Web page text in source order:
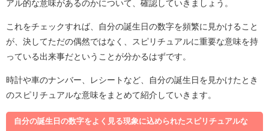
アル的な意味があるのかについて、確認していきましょう。
これをチェックすれば、自分の誕生日の数字を頻繁に見かけること
が、決してただの偶然ではなく、スピリチュアルに重要な意味を持
っている出来事だということが分かるはずです。
時計や車のナンバー、レシートなど、自分の誕生日を見かけたとき
のスピリチュアルな意味をまとめて紹介していきます。
自分の誕生日の数字をよく見る現象に込められたスピリチュアルな